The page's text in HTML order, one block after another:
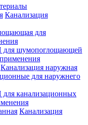
Канализация
для
для шумопоглощающей
Канализация наружная
для наружнего
канализационных
Канализация